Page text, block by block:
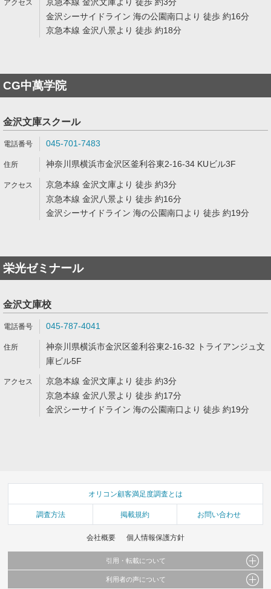
金沢シーサイドライン 海の公園南口より 徒歩 約16分
京急本線 金沢八景より 徒歩 約18分
CG中萬学院
金沢文庫スクール
045-701-7483
神奈川県横浜市金沢区釜利谷東2-16-34 KUビル3F
京急本線 金沢文庫より 徒歩 約3分
京急本線 金沢八景より 徒歩 約16分
金沢シーサイドライン 海の公園南口より 徒歩 約19分
栄光ゼミナール
金沢文庫校
045-787-4041
神奈川県横浜市金沢区釜利谷東2-16-32 トライアンジュ文
庫ビル5F
京急本線 金沢文庫より 徒歩 約3分
京急本線 金沢八景より 徒歩 約17分
金沢シーサイドライン 海の公園南口より 徒歩 約19分
オリコン顧客満足度調査とは
調査方法 掲載規約 お問い合わせ
会社概要 個人情報保護方針
引用・転載について
当サイトで公開されている情報（文字、写真、イラスト、画像データ等）及びこれらの配
利用者の声について